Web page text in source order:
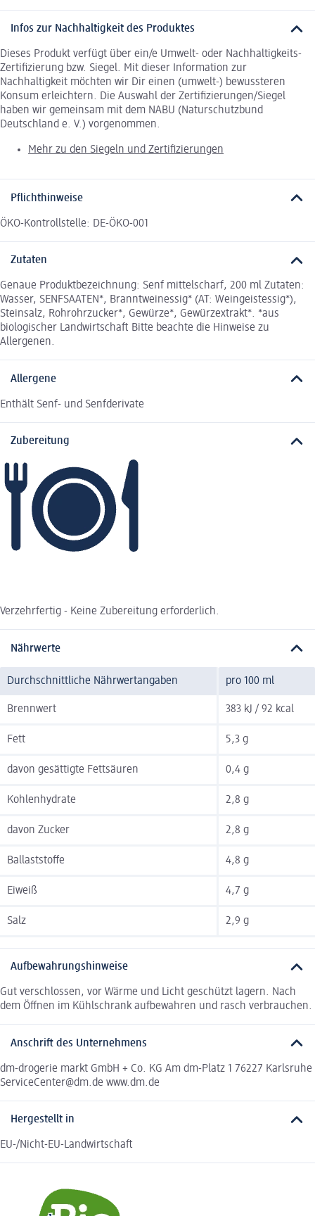
Infos zur Nachhaltigkeit des Produktes
Dieses Produkt verfügt über ein/e Umwelt- oder Nachhaltigkeits-
Zertifizierung bzw. Siegel. Mit dieser Information zur
Nachhaltigkeit möchten wir Dir einen (umwelt-) bewussteren
Konsum erleichtern. Die Auswahl der Zertifizierungen/Siegel
haben wir gemeinsam mit dem NABU (Naturschutzbund
Deutschland e. V.) vorgenommen.
Mehr zu den Siegeln und Zertifizierungen
Pflichthinweise
ÖKO-Kontrollstelle: DE-ÖKO-001
Zutaten
Genaue Produktbezeichnung: Senf mittelscharf, 200 ml Zutaten:
Wasser, SENFSAATEN*, Branntweinessig* (AT: Weingeistessig*),
Steinsalz, Rohrohrzucker*, Gewürze*, Gewürzextrakt*. *aus
biologischer Landwirtschaft Bitte beachte die Hinweise zu
Allergenen.
Allergene
Enthält Senf- und Senfderivate
Zubereitung
Verzehrfertig - Keine Zubereitung erforderlich.
Nährwerte
Durchschnittliche Nährwertangaben pro 100 ml
Brennwert 383 kJ / 92 kcal
Fett 5,3 g
davon gesättigte Fettsäuren 0,4 g
Kohlenhydrate 2,8 g
davon Zucker 2,8 g
Ballaststoffe 4,8 g
Eiweiß 4,7 g
Salz 2,9 g
Aufbewahrungshinweise
Gut verschlossen, vor Wärme und Licht geschützt lagern. Nach
dem Öffnen im Kühlschrank aufbewahren und rasch verbrauchen.
Anschrift des Unternehmens
dm-drogerie markt GmbH + Co. KG Am dm-Platz 1 76227 Karlsruhe
ServiceCenter@dm.de www.dm.de
Hergestellt in
EU-/Nicht-EU-Landwirtschaft